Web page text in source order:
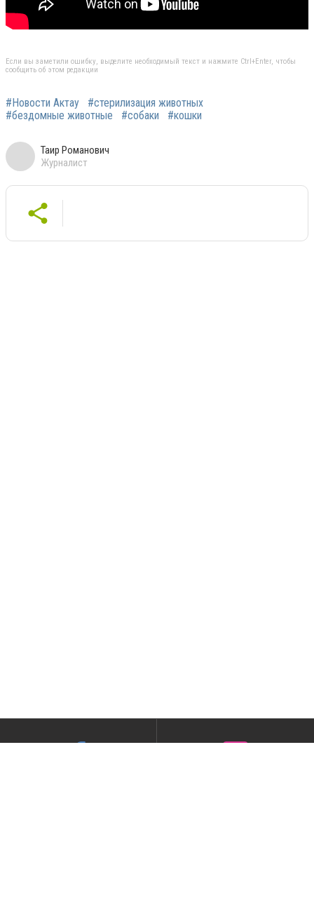
Если вы заметили ошибку, выделите необходимый текст и нажмите Ctrl+Enter, чтобы
сообщить об этом редакции
#Новости Актау
#стерилизация животных
#бездомные животные
#собаки #кошки
Таир Романович
Журналист